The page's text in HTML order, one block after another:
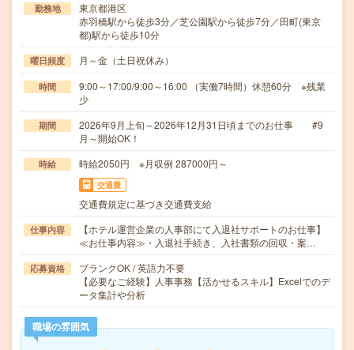
勤務地
東京都港区
赤羽橋駅から徒歩3分／芝公園駅から徒歩7分／田町(東京
都)駅から徒歩10分
曜日頻度 月～金（土日祝休み）
時間
9:00～17:00/9:00～16:00 （実働7時間）休憩60分 ※残業
少
期間
2026年9月上旬～2026年12月31日頃までのお仕事 #9
月～開始OK！
時給 時給2050円 ※月収例 287000円～
交通費
交通費規定に基づき交通費支給
仕事内容
【ホテル運営企業の人事部にて入退社サポートのお仕事】
≪お仕事内容≫・入退社手続き、入社書類の回収・案…
応募資格
ブランクOK / 英語力不要
【必要なご経験】人事事務【活かせるスキル】Excelでのデ
ータ集計や分析
職場の雰囲気